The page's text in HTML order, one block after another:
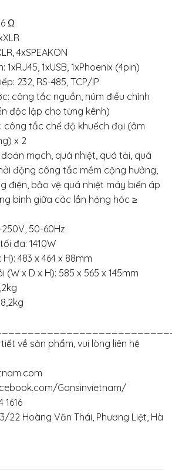
Ω
4xSPEAKON
1xRJ45, 1xUSB, 1xPhoenix (4pin)
232, RS-485, TCP/IP
công tắc nguồn, núm điều chỉnh
độc lập cho từng kênh)
công tắc chế độ khuếch đại (âm
x 2
mạch, quá nhiệt, quá tải, quá
động công tắc mềm cộng hưởng,
điện, bảo vệ quá nhiệt máy biến áp
bình giữa các lần hỏng hóc ≥
50-60Hz
đa: 1410W
483 x 464 x 88mm
x D x H): 585 x 565 x 145mm
về sản phẩm, vui lòng liên hệ
Gonsinvietnam/
1616
22 Hoàng Văn Thái, Phương Liệt, Hà